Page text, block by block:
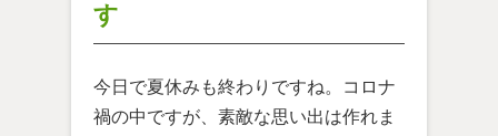
す
今日で夏休みも終わりですね。コロナ
禍の中ですが、素敵な思い出は作れま